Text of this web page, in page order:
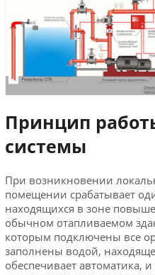
Принцип
системы
При возникновении
помещении срабатывает
находящихся в зоне
обычном отапливаемом
которым подключены все
заполнены водой,
обеспечивает автоматика,